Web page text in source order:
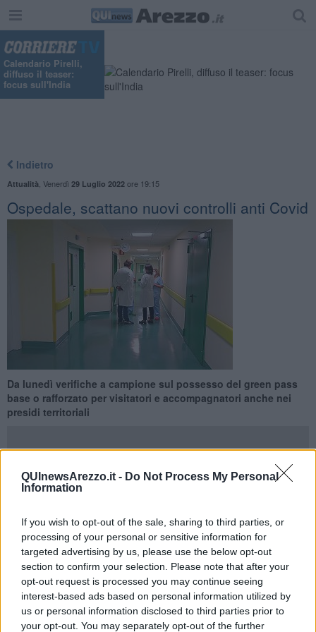
QUInewsArezzo.it - Do Not Process My Personal
Information
If you wish to opt-out of the sale, sharing to third parties, or
processing of your personal or sensitive information for
targeted advertising by us, please use the below opt-out
section to confirm your selection. Please note that after your
opt-out request is processed you may continue seeing
interest-based ads based on personal information utilized by
us or personal information disclosed to third parties prior to
your opt-out. You may separately opt-out of the further
Calendario Pirelli,
diffuso il teaser:
focus sull'India
Indietro
Attualità Venerdì 29 Luglio 2022ore 19:15
Ospedale, scattano nuovi controlli anti Covid
Da lunedì verifiche a campione sul possesso del green pass
base o rafforzato per visitatori e accompagnatori anche nei
presidi territoriali
Tse. Infatti, alla luce delle nuove disposizioni legislative, che non
prevedono più l’obbligo di verifica delgreen passall’ingresso delle
strutture ospedaliere e territoriali, a partire dalla prossima
settimana sarà operativa una nuova modalità di controllo
parte dell'azienda sanitaria per l’accesso da parte di visitatori,
accompagnatori o parenti di pazienti.
Nulla varia, invece, rispetto al mantenimento delle norme igienico
sanitarie per il contenimento della trasmissione del virus: controllo